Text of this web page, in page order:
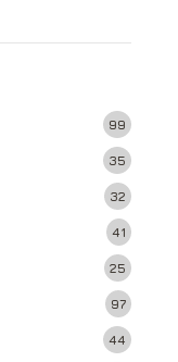
99
35
32
41
25
97
44